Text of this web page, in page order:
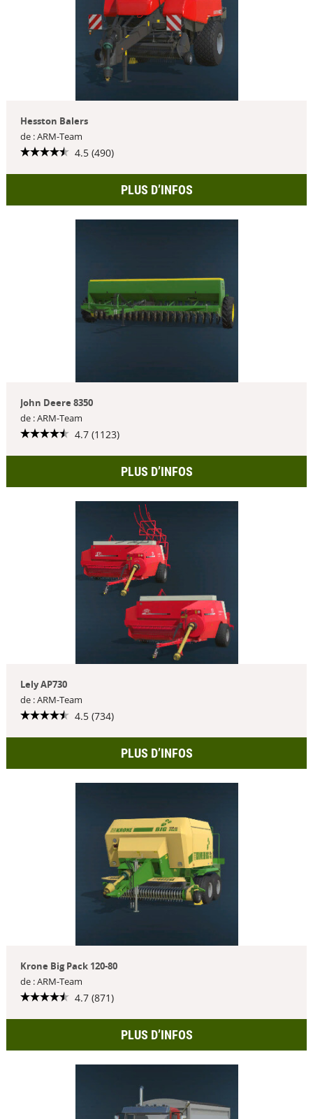
Hesston Balers
de : ARM-Team
4.5 (490)
PLUS D’INFOS
John Deere 8350
de : ARM-Team
4.7 (1123)
PLUS D’INFOS
Lely AP730
de : ARM-Team
4.5 (734)
PLUS D’INFOS
Krone Big Pack 120-80
de : ARM-Team
4.7 (871)
PLUS D’INFOS